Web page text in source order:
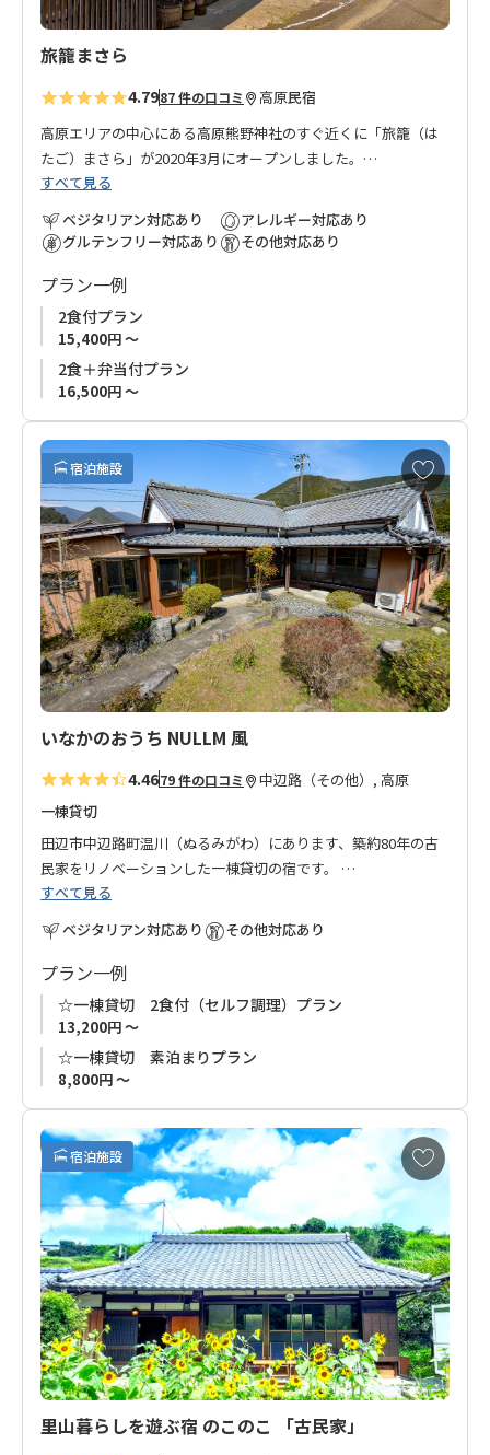
旅籠まさら
4.7987 件の口コミ 高原民宿
高原エリアの中心にある高原熊野神社のすぐ近くに「旅籠（は
たご）まさら」が2020年3月にオープンしました。
滝尻王子から熊野古道を歩くこと約２時間のところにある高原
は、今も熊野古道の宿場町、休憩の場所として旅人や巡礼者で
賑わっています。
築60年の古民家を改装し、昔ながらの和の雰囲気を残しながら
居心地のよい空間が作りあげられています。
棚田と熊野の山々を眺めながら、現代の旅籠を体験してみてく
ださい。
気さくな日本人のオーナーと優しいフランス人の奥様が皆さま
すべて見る
ベジタリアン対応あり
グルテンフリー対応あり
アレルギー対応あり
その他対応あり
プラン一例
2食付プラン
15,400円 ～
2食＋弁当付プラン
16,500円 ～
宿泊施設
お
気
に
入
り
に
追
加
いなかのおうち NULLM 風
4.4679 件の口コミ
中辺路（その他）, 高原
一棟貸切
田辺市中辺路町温川（ぬるみがわ）にあります、築約80年の古
民家をリノベーションした一棟貸切の宿です。
一棟貸切ですので、気兼ねなく、お友達同士やご家族でのご利
用にぴったりなお宿です。
高原(展望台)・道の駅熊野古道(牛馬童子)・近露(近露王子)から
のお迎え、翌朝(8:30～10:00)は滝尻～継桜王子の区間でご指定
の場所までの送迎も対応可能です。
すべて見る
ベジタリアン対応あり
その他対応あり
プラン一例
☆一棟貸切 2食付（セルフ調理）プラン
13,200円 ～
☆一棟貸切 素泊まりプラン
8,800円 ～
宿泊施設
お
気
に
り
に
追
加
里山暮らしを遊ぶ宿 のこのこ 「古民家」